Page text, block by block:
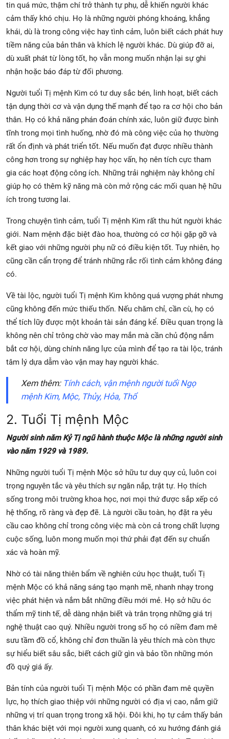
tin quá mức, thậm chí trở thành tự phụ, dễ khiến người khác
cảm thấy khó chịu. Họ là những người phóng khoáng, khẳng
khái, dù là trong công việc hay tình cảm, luôn biết cách phát huy
tiềm năng của bản thân và khích lệ người khác. Dù giúp đỡ ai,
dù xuất phát từ lòng tốt, họ vẫn mong muốn nhận lại sự ghi
nhận hoặc báo đáp từ đối phương.
Người tuổi Tị mệnh Kim có tư duy sắc bén, linh hoạt, biết cách
tận dụng thời cơ và vận dụng thế mạnh để tạo ra cơ hội cho bản
thân. Họ có khả năng phán đoán chính xác, luôn giữ được bình
tĩnh trong mọi tình huống, nhờ đó mà công việc của họ thường
rất ổn định và phát triển tốt. Nếu muốn đạt được nhiều thành
công hơn trong sự nghiệp hay học vấn, họ nên tích cực tham
gia các hoạt động công ích. Những trải nghiệm này không chỉ
giúp họ có thêm kỹ năng mà còn mở rộng các mối quan hệ hữu
ích trong tương lai.
Trong chuyện tình cảm, tuổi Tị mệnh Kim rất thu hút người khác
giới. Nam mệnh đặc biệt đào hoa, thường có cơ hội gặp gỡ và
kết giao với những người phụ nữ có điều kiện tốt. Tuy nhiên, họ
cũng cần cẩn trọng để tránh những rắc rối tình cảm không đáng
có.
Về tài lộc, người tuổi Tị mệnh Kim không quá vượng phát nhưng
cũng không đến mức thiếu thốn. Nếu chăm chỉ, cần cù, họ có
thể tích lũy được một khoản tài sản đáng kể. Điều quan trọng là
không nên chỉ trông chờ vào may mắn mà cần chủ động nắm
bắt cơ hội, dùng chính năng lực của mình để tạo ra tài lộc, tránh
tâm lý dựa dẫm vào vận may hay người khác.
Xem thêm: Tính cách, vận mệnh người tuổi Ngọ
mệnh Kim, Mộc, Thủy, Hỏa, Thổ
2. Tuổi Tị mệnh Mộc
Người sinh năm Kỷ Tị ngũ hành thuộc Mộc là những người sinh
vào năm 1929 và 1989.
Những người tuổi Tị mệnh Mộc sở hữu tư duy quy củ, luôn coi
trọng nguyên tắc và yêu thích sự ngăn nắp, trật tự. Họ thích
sống trong môi trường khoa học, nơi mọi thứ được sắp xếp có
hệ thống, rõ ràng và đẹp đẽ. Là người cầu toàn, họ đặt ra yêu
cầu cao không chỉ trong công việc mà còn cả trong chất lượng
cuộc sống, luôn mong muốn mọi thứ phải đạt đến sự chuẩn
xác và hoàn mỹ.
Nhờ có tài năng thiên bẩm về nghiên cứu học thuật, tuổi Tị
mệnh Mộc có khả năng sáng tạo mạnh mẽ, nhanh nhạy trong
việc phát hiện và nắm bắt những điều mới mẻ. Họ sở hữu óc
thẩm mỹ tinh tế, dễ dàng nhận biết và trân trọng những giá trị
nghệ thuật cao quý. Nhiều người trong số họ có niềm đam mê
sưu tầm đồ cổ, không chỉ đơn thuần là yêu thích mà còn thực
sự hiểu biết sâu sắc, biết cách giữ gìn và bảo tồn những món
đồ quý giá ấy.
Bản tính của người tuổi Tị mệnh Mộc có phần đam mê quyền
lực, họ thích giao thiệp với những người có địa vị cao, nắm giữ
những vị trí quan trọng trong xã hội. Đôi khi, họ tự cảm thấy bản
thân khác biệt với mọi người xung quanh, có xu hướng đánh giá